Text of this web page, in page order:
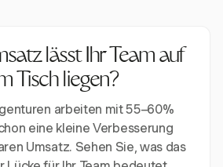
lässt Ihr Team auf
Tisch liegen?
arbeiten mit 55–60%
eine kleine Verbesserung
Umsatz. Sehen Sie, was das